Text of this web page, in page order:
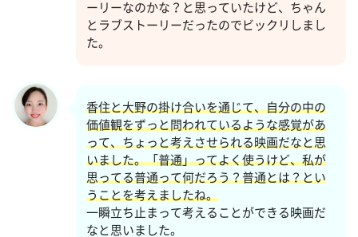
ーリーなのかな？と思っていたけど、ちゃん
とラブストーリーだったのでビックリしまし
た。
香住と大野の掛け合いを通じて、自分の中の
価値観をずっと問われているような感覚があ
って、ちょっと考えさせられる映画だなと思
いました。「普通」ってよく使うけど、私が
思ってる普通って何だろう？普通とは？とい
うことを考えましたね。
一瞬立ち止まって考えることができる映画だ
なと思いました。